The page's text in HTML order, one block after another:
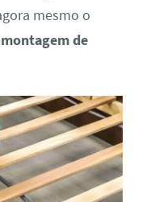
mesmo o
montagem de